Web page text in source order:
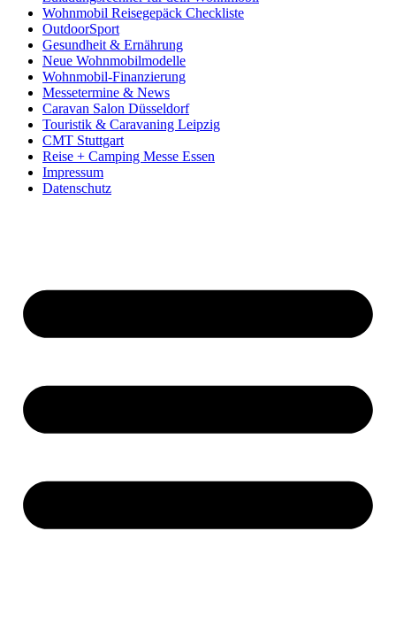
Wohnmobil Reisegepäck Checkliste
OutdoorSport
Gesundheit & Ernährung
Neue Wohnmobilmodelle
Wohnmobil-Finanzierung
Messetermine & News
Caravan Salon Düsseldorf
Touristik & Caravaning Leipzig
CMT Stuttgart
Reise + Camping Messe Essen
Impressum
Datenschutz